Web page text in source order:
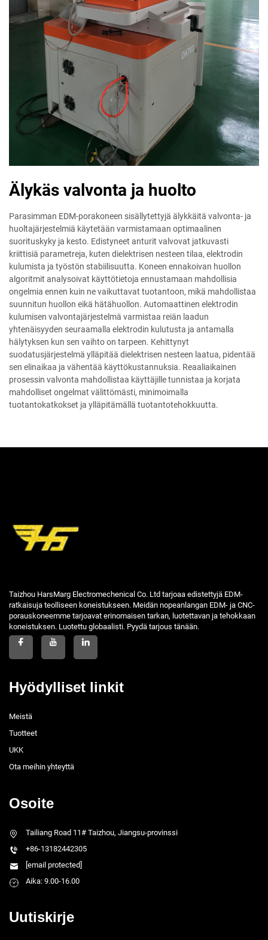
Älykäs valvonta ja huolto
Parasimman EDM-porakoneen sisällytettyjä älykkäitä valvonta- ja
huoltajärjestelmiä käytetään varmistamaan optimaalinen
suorituskyky ja kesto. Edistyneet anturit valvovat jatkuvasti
kriittisiä parametreja, kuten dielektrisen nesteen tilaa, elektrodin
kulumista ja työstön stabiilisuutta. Koneen ennakoivan huollon
algoritmit analysoivat käyttötietoja ennustamaan mahdollisia
ongelmia ennen kuin ne vaikuttavat tuotantoon, mikä mahdollistaa
suunnitun huollon eikä hätähuollon. Automaattinen elektrodin
kulumisen valvontajärjestelmä varmistaa reiän laadun
yhtenäisyyden seuraamalla elektrodin kulutusta ja antamalla
hälytyksen kun sen vaihto on tarpeen. Kehittynyt
suodatusjärjestelmä ylläpitää dielektrisen nesteen laatua, pidentää
sen elinaikaa ja vähentää käyttökustannuksia. Reaaliaikainen
prosessin valvonta mahdollistaa käyttäjille tunnistaa ja korjata
mahdolliset ongelmat välittömästi, minimoimalla
tuotantokatkokset ja ylläpitämällä tuotantotehokkuutta.
Taizhou HarsMarg Electromechenical Co. Ltd tarjoaa edistettyjä EDM-
ratkaisuja teolliseen koneistukseen. Meidän nopeanlangan EDM- ja CNC-
porauskoneemme tarjoavat erinomaisen tarkan, luotettavan ja tehokkaan
koneistuksen. Luotettu globaalisti. Pyydä tarjous tänään.
Hyödylliset linkit
Meistä
Tuotteet
UKK
Ota meihin yhteyttä
Osoite
Tailiang Road 11# Taizhou, Jiangsu-provinssi
+86-13182442305
[email protected]
Aika: 9.00-16.00
Uutiskirje